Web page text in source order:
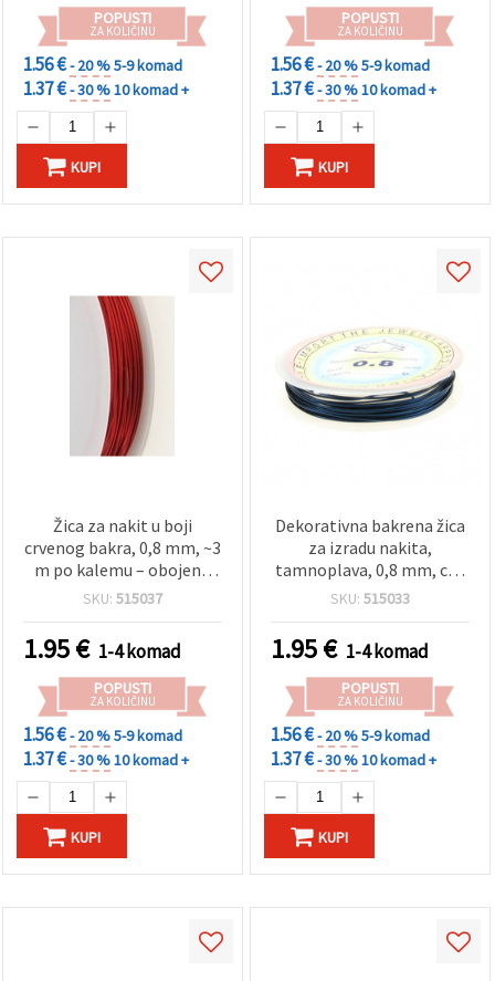
POPUSTI
ZA KOLIČINU
1.56 €- 20 %5-9 komad
1.37 €- 30 %10 komad +
KUPI
POPUSTI
ZA KOLIČINU
1.56 €- 20 %5-9 komad
1.37 €- 30 %10 komad +
KUPI
Žica za nakit u boji
crvenog bakra, 0,8 mm, ~3
m po kalemu – obojena
žica za dekoracije i
SKU: 515037
1.95€ 1-4 komad
POPUSTI
ZA KOLIČINU
1.56 €- 20 %5-9 komad
1.37 €- 30 %10 komad +
KUPI
Dekorativna bakrena žica
za izradu nakita,
tamnoplava, 0,8 mm, cca
3 m
SKU: 515033
1.95€ 1-4 komad
POPUSTI
ZA KOLIČINU
1.56 €- 20 %5-9 komad
1.37 €- 30 %10 komad +
KUPI